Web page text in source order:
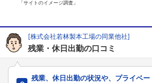
「サイトのイメージ調査」
[株式会社若林製本工場の同業他社]
残業・休日出勤の口コミ
残業、休日出勤の状況や、プライベ